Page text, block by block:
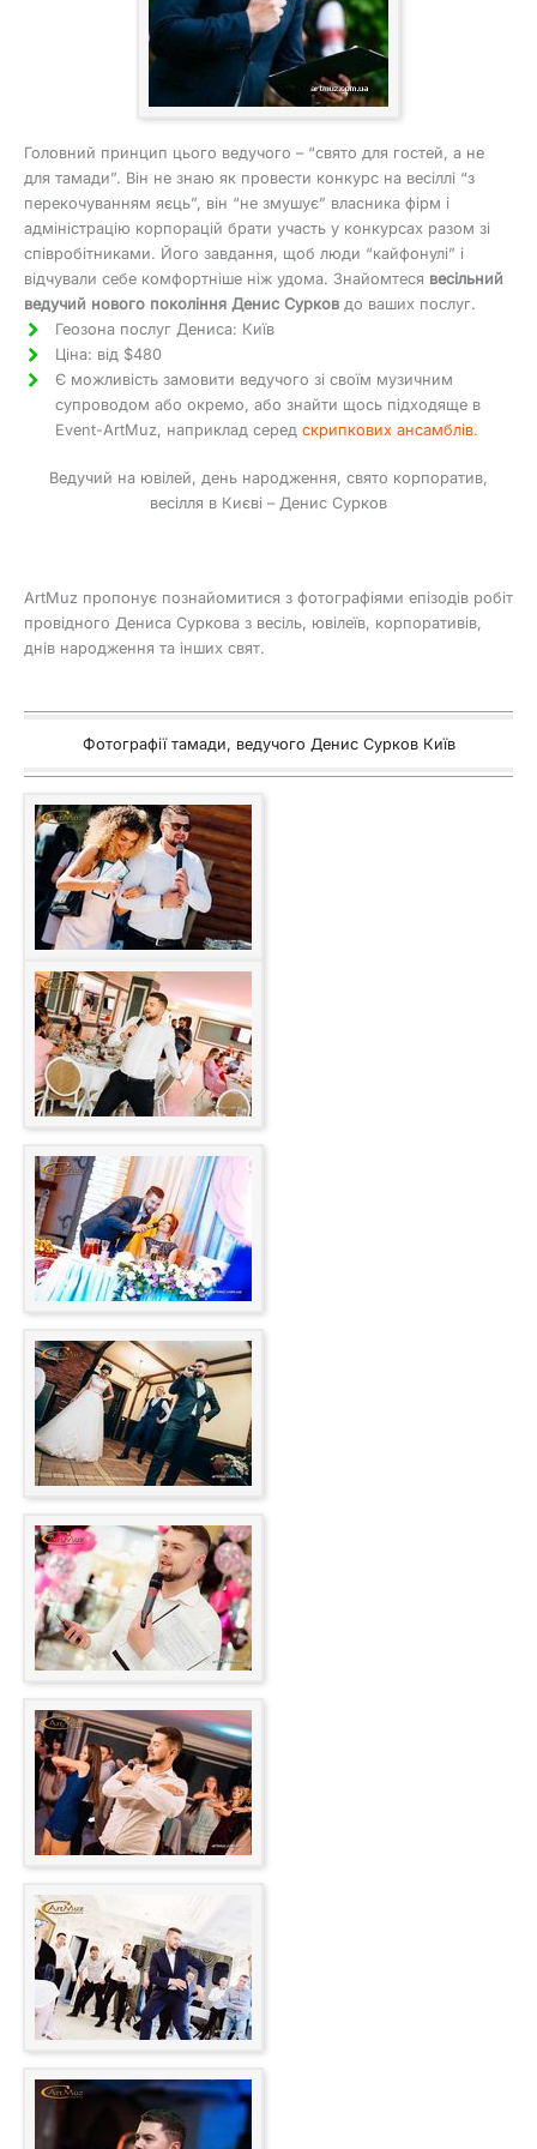
Головний принцип цього ведучого – “свято для гостей, а не
для тамади”. Він не знаю як провести конкурс на весіллі “з
перекочуванням яєць”, він “не змушує” власника фірм і
адміністрацію корпорацій брати участь у конкурсах разом зі
співробітниками. Його завдання, щоб люди “кайфонулі” і
відчували себе комфортніше ніж удома. Знайомтеся весільний
ведучий нового покоління Денис Сурков до ваших послуг.
Геозона послуг Дениса: Київ
Ціна: від $480
Є можливість замовити ведучого зі своїм музичним
супроводом або окремо, або знайти щось підходяще в
Event-ArtMuz, наприклад серед скрипкових ансамблів.
Ведучий на ювілей, день народження, свято корпоратив,
весілля в Києві – Денис Сурков
ArtMuz пропонує познайомитися з фотографіями епізодів робіт
провідного Дениса Суркова з весіль, ювілеїв, корпоративів,
днів народження та інших свят.
Фотографії тамади, ведучого Денис Сурков Київ